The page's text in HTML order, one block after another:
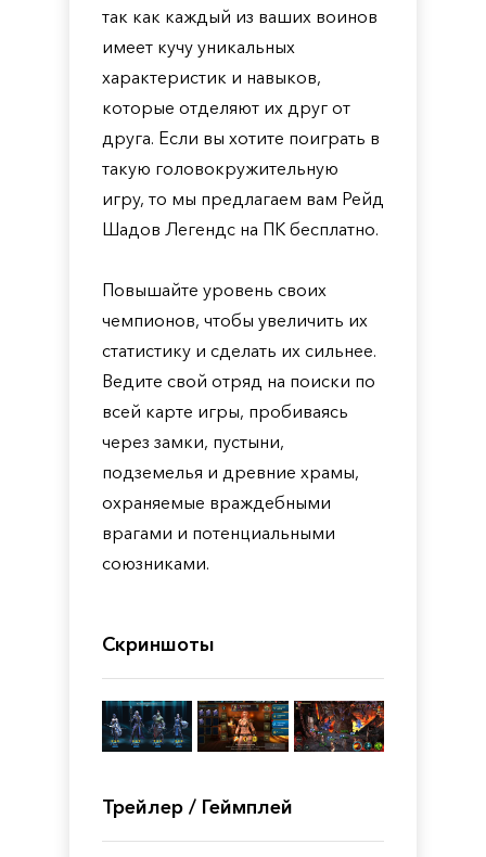
так как каждый из ваших воинов
имеет кучу уникальных
характеристик и навыков,
которые отделяют их друг от
друга. Если вы хотите поиграть в
такую головокружительную
игру, то мы предлагаем вам Рейд
Шадов Легендс на ПК бесплатно.
Повышайте уровень своих
чемпионов, чтобы увеличить их
статистику и сделать их сильнее.
Ведите свой отряд на поиски по
всей карте игры, пробиваясь
через замки, пустыни,
подземелья и древние храмы,
охраняемые враждебными
врагами и потенциальными
союзниками.
Скриншоты
Трейлер / Геймплей